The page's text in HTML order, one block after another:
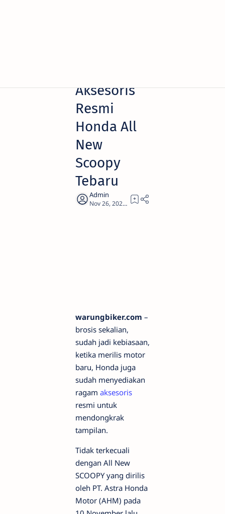
Aksesoris
Resmi
Honda All
New
Scoopy
Tebaru
1
warungbiker.com –
brosis sekalian,
sudah jadi kebiasaan,
ketika merilis motor
baru, Honda juga
sudah menyediakan
ragam aksesoris
resmi untuk
mendongkrak
tampilan.
Tidak terkecuali
dengan All New
SCOOPY yang dirilis
oleh PT. Astra Honda
Motor (AHM) pada